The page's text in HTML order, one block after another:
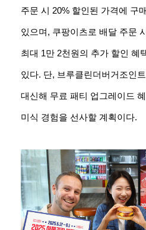
주문 시 20% 할인된 가격에 구
있으며, 쿠팡이츠로 배달 주문
최대 1만 2천원의 추가 할인 혜
있다. 단, 브루클린더버거조인
대신해 무료 패티 업그레이드
미식 경험을 선사할 계획이다.